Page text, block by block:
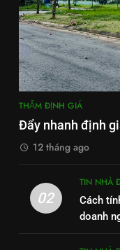
THẨM ĐỊNH GIÁ
Đẩy nhanh định
12 tháng ago
02
TIN NHÀ
Cách
doanh